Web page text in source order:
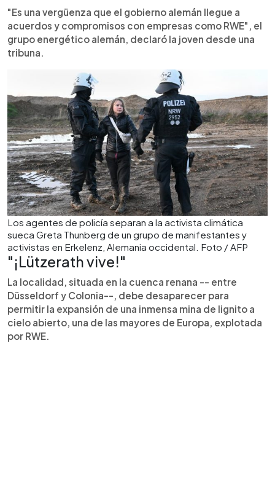
"Es una vergüenza que el gobierno alemán llegue a
acuerdos y compromisos con empresas como RWE", el
grupo energético alemán, declaró la joven desde una
tribuna.
Los agentes de policía separan a la activista climática
sueca Greta Thunberg de un grupo de manifestantes y
activistas en Erkelenz, Alemania occidental. Foto / AFP
"¡Lützerath vive!"
La localidad, situada en la cuenca renana -- entre
Düsseldorf y Colonia--, debe desaparecer para
permitir la expansión de una inmensa mina de lignito a
cielo abierto, una de las mayores de Europa, explotada
por RWE.